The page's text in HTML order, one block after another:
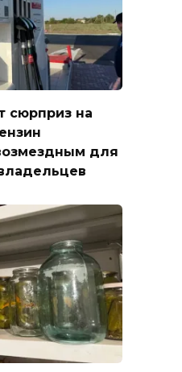
сюрприз на
для